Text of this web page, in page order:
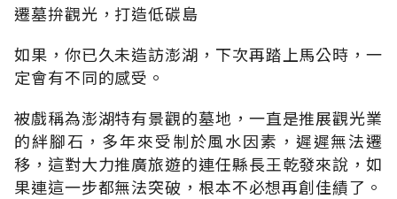
遷墓拚觀光，打造低碳島
如果，你已久未造訪澎湖，下次再踏上馬公時，一
定會有不同的感受。
被戲稱為澎湖特有景觀的墓地，一直是推展觀光業
的絆腳石，多年來受制於風水因素，遲遲無法遷
移，這對大力推廣旅遊的連任縣長王乾發來說，如
果連這一步都無法突破，根本不必想再創佳績了。